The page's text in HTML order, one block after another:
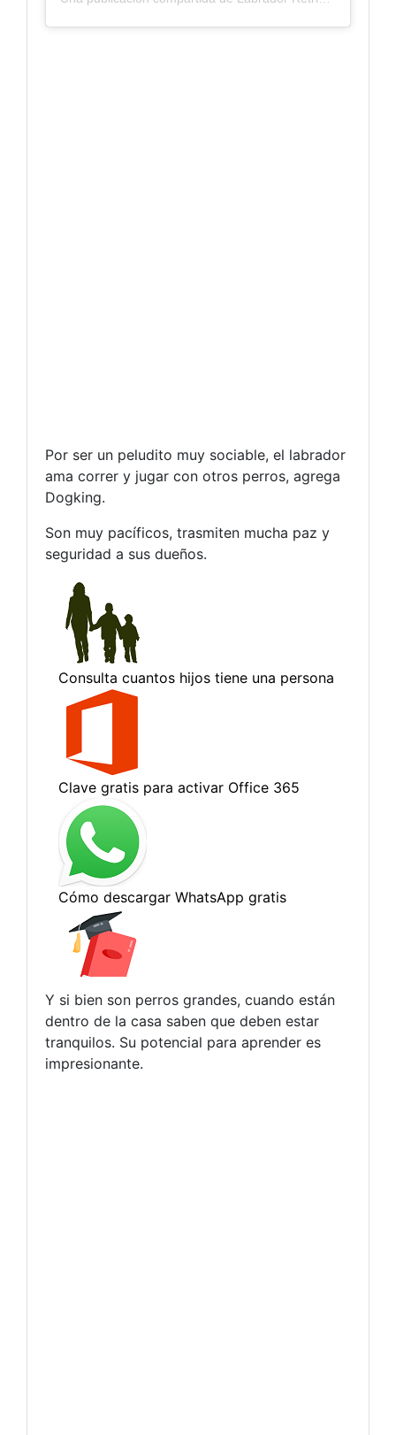
Por ser un peludito muy sociable, el labrador
ama correr y jugar con otros perros, agrega
Dogking.
Son muy pacíficos, trasmiten mucha paz y
seguridad a sus dueños.
Y si bien son perros grandes, cuando están
dentro de la casa saben que deben estar
tranquilos. Su potencial para aprender es
impresionante.